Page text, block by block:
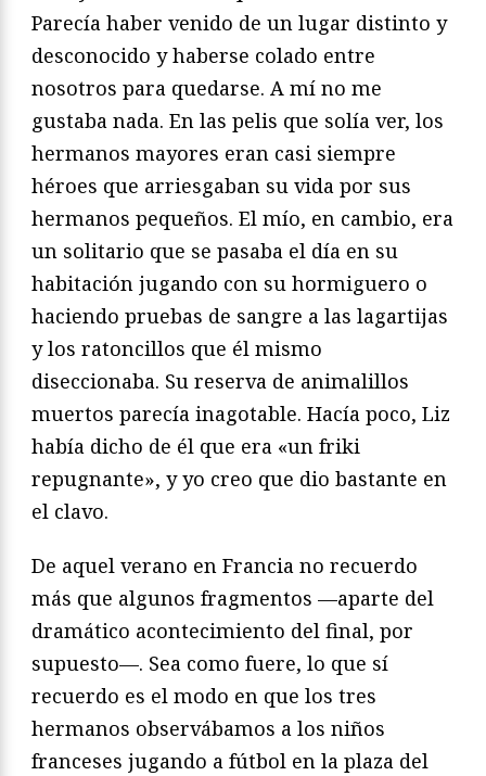
Parecía haber venido de un lugar distinto y
desconocido y haberse colado entre
nosotros para quedarse. A mí no me
gustaba nada. En las pelis que solía ver, los
hermanos mayores eran casi siempre
héroes que arriesgaban su vida por sus
hermanos pequeños. El mío, en cambio, era
un solitario que se pasaba el día en su
habitación jugando con su hormiguero o
haciendo pruebas de sangre a las lagartijas
y los ratoncillos que él mismo
diseccionaba. Su reserva de animalillos
muertos parecía inagotable. Hacía poco, Liz
había dicho de él que era «un friki
repugnante», y yo creo que dio bastante en
el clavo.
De aquel verano en Francia no recuerdo
más que algunos fragmentos —aparte del
dramático acontecimiento del final, por
supuesto—. Sea como fuere, lo que sí
recuerdo es el modo en que los tres
hermanos observábamos a los niños
franceses jugando a fútbol en la plaza del